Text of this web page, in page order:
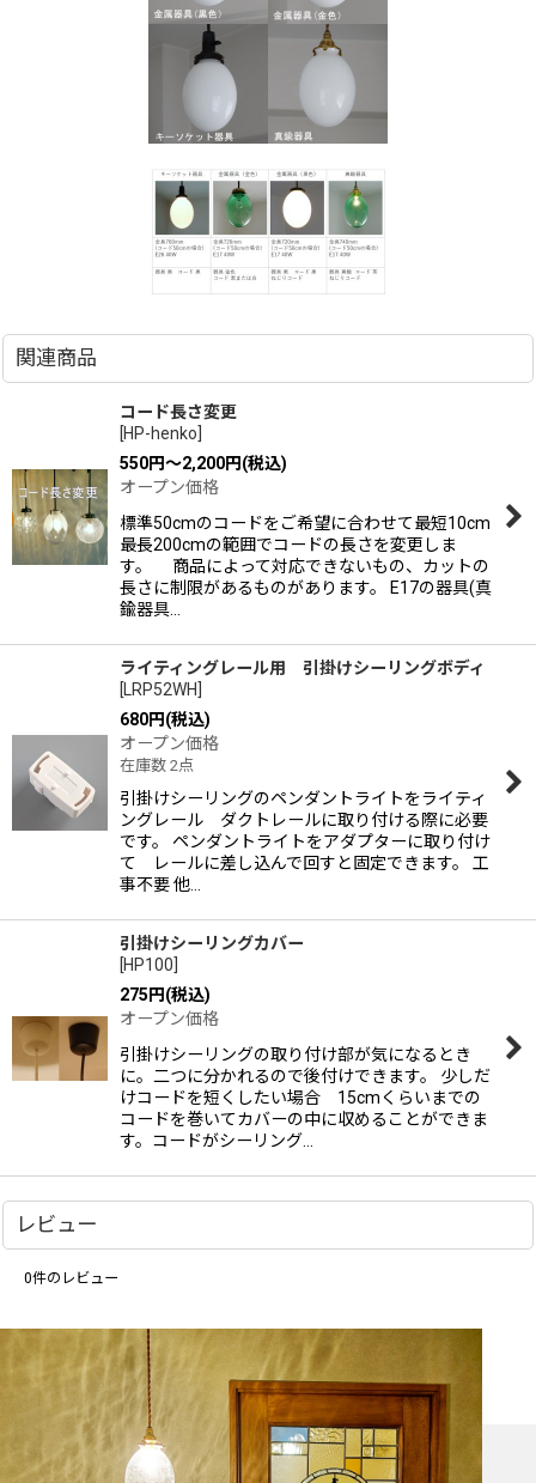
関連商品
コード長さ変更
[HP-henko
550円～2,200円(税込)
オープン価格
標準50cmのコードをご希望に合わせて最短10cm
最長200cmの範囲でコードの長さを変更しま
す。 商品によって対応できないもの、カットの
長さに制限があるものがあります。 E17の器具(真
鍮器具…
ライティングレール用 引掛けシーリングボディ
[LRP52WH
680円(税込)
オープン価格
在庫数 2点
引掛けシーリングのペンダントライトをライティ
ングレール ダクトレールに取り付ける際に必要
です。 ペンダントライトをアダプターに取り付け
て レールに差し込んで回すと固定できます。 工
事不要 他…
引掛けシーリングカバー
[HP100
275円(税込)
オープン価格
引掛けシーリングの取り付け部が気になるとき
に。二つに分かれるので後付けできます。 少しだ
けコードを短くしたい場合 15cmくらいまでの
コードを巻いてカバーの中に収めることができま
す。コードがシーリング…
レビュー
0件のレビュー